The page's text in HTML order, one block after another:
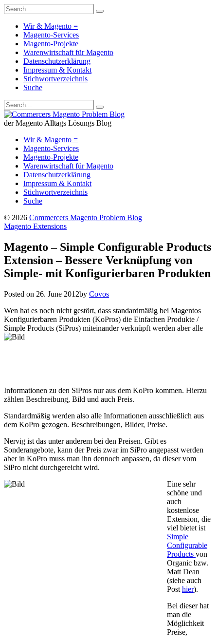
Wir & Magento =
Magento-Services
Magento-Projekte
Warenwirtschaft für Magento
Datenschutzerklärung
Impressum & Kontakt
Stichwortverzeichnis
Suche
der Magento Alltags Lösungs Blog
Wir & Magento =
Magento-Services
Magento-Projekte
Warenwirtschaft für Magento
Datenschutzerklärung
Impressum & Kontakt
Stichwortverzeichnis
Suche
© 2026 Commercers Magento Problem Blog
Magento Extensions
Magento – Simple Configurable Products
Extension – Bessere Verknüpfung von
Simple- mit Konfigurierbaren Produkten
Posted on 26. June 2012by Covos
Wen hat es noch nicht gestört, dass standardmäßig bei Magentos
Konfigurierbaren Produkten (KoPros) die Einfachen Produkte /
Simple Products (SiPros) miteinanderverknüpft werden aber alle
Informationen zu den SiPros nur aus dem KoPro kommen. Hierzu
zählen Beschreibung, Bild und auch Preis.
Standardmäßig werden also alle Informationen ausschließlich aus
dem KoPro gezogen. Beschreibungen, Bilder, Preise.
Nervig ist das unter anderem bei den Preisen. Gibt es
Sonderangebote, kann der Preis zwar im SiPro angepasst werden
aber in KoPro muss man ihn dennoch anpassen, da dieser vom
SiPro nicht durchgereicht wird.
Eine sehr
schöne und
auch
kostenlose
Extension, die
viel bietet ist
Simple
Configurable
Products von
Organic bzw.
Matt Dean
(siehe auch
Post hier).
Bei dieser hat
man die
Möglichkeit
Preise,